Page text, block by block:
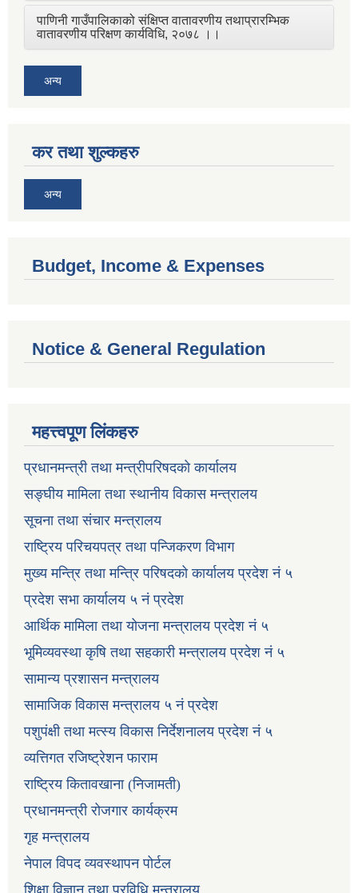
पाणिनी गाउँपालिकाको संक्षिप्त वातावरणीय तथाप्रारम्भिक
वातावरणीय परिक्षण कार्यविधि, २०७८ ।।
अन्य
कर तथा शुल्कहरु
अन्य
Budget, Income & Expenses
Notice & General Regulation
महत्त्वपूण लिंकहरु
प्रधानमन्त्री तथा मन्त्रीपरिषदको कार्यालय
सङ्घीय मामिला तथा स्थानीय विकास मन्त्रालय
सूचना तथा संचार मन्त्रालय
राष्ट्रिय परिचयपत्र तथा पन्जिकरण विभाग
मुख्य मन्त्रि तथा मन्त्रि परिषदको कार्यालय प्रदेश नं ५
प्रदेश सभा कार्यालय ५ नं प्रदेश
आर्थिक मामिला तथा योजना मन्त्रालय प्रदेश नं ५
भूमिव्यवस्था कृषि तथा सहकारी मन्त्रालय प्रदेश नं ५
सामान्य प्रशासन मन्त्रालय
सामाजिक विकास मन्त्रालय ५ नं प्रदेश
पशुपंक्षी तथा मत्स्य विकास निर्देशनालय प्रदेश नं ५
व्यत्तिगत रजिष्ट्रेशन फाराम
राष्ट्रिय कितावखाना (निजामती)
प्रधानमन्त्री रोजगार कार्यक्रम
गृह मन्त्रालय
नेपाल विपद व्यवस्थापन पोर्टल